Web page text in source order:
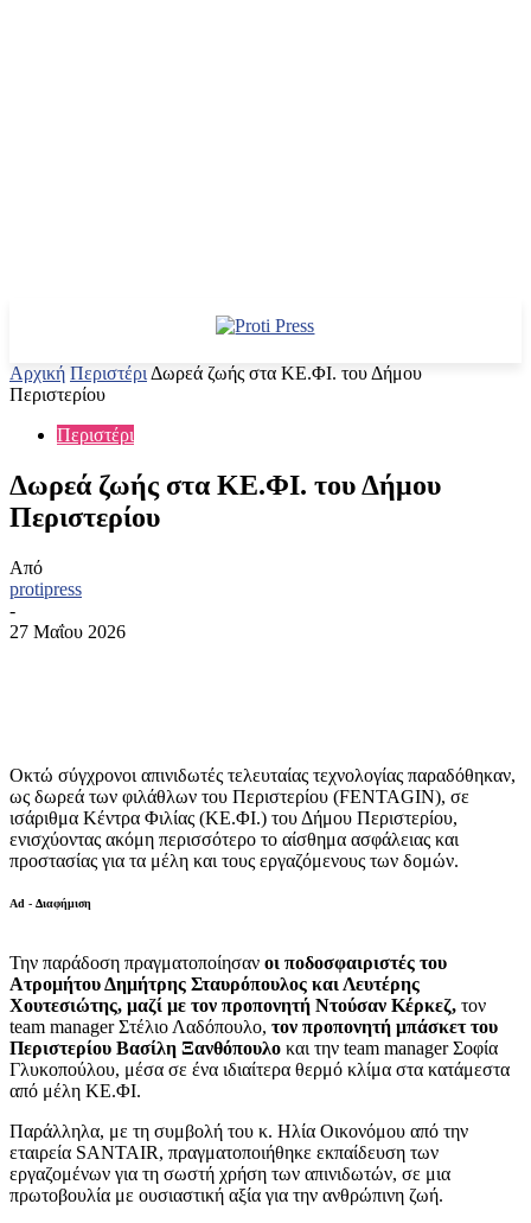
Αρχική Περιστέρι Δωρεά ζωής στα ΚΕ.ΦΙ. του Δήμου
Περιστερίου
Περιστέρι
Δωρεά ζωής στα ΚΕ.ΦΙ. του Δήμου
Περιστερίου
Από
protipress
-
27 Μαΐου 2026
Οκτώ σύγχρονοι απινιδωτές τελευταίας τεχνολογίας παραδόθηκαν,
ως δωρεά των φιλάθλων του Περιστερίου (FENTAGIN), σε
ισάριθμα Κέντρα Φιλίας (ΚΕ.ΦΙ.) του Δήμου Περιστερίου,
ενισχύοντας ακόμη περισσότερο το αίσθημα ασφάλειας και
προστασίας για τα μέλη και τους εργαζόμενους των δομών.
Ad - Διαφήμιση
Την παράδοση πραγματοποίησαν οι ποδοσφαιριστές του
Ατρομήτου Δημήτρης Σταυρόπουλος και Λευτέρης
Χουτεσιώτης, μαζί με τον προπονητή Ντούσαν Κέρκεζ, τον
team manager Στέλιο Λαδόπουλο, τον προπονητή μπάσκετ του
Περιστερίου Βασίλη Ξανθόπουλο και την team manager Σοφία
Γλυκοπούλου, μέσα σε ένα ιδιαίτερα θερμό κλίμα στα κατάμεστα
από μέλη ΚΕ.ΦΙ.
Παράλληλα, με τη συμβολή του κ. Ηλία Οικονόμου από την
εταιρεία SANTAIR, πραγματοποιήθηκε εκπαίδευση των
εργαζομένων για τη σωστή χρήση των απινιδωτών, σε μια
πρωτοβουλία με ουσιαστική αξία για την ανθρώπινη ζωή.